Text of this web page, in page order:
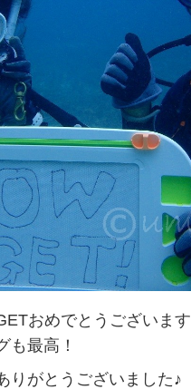
おめでとうございま
も最高！
りがとうございました♪